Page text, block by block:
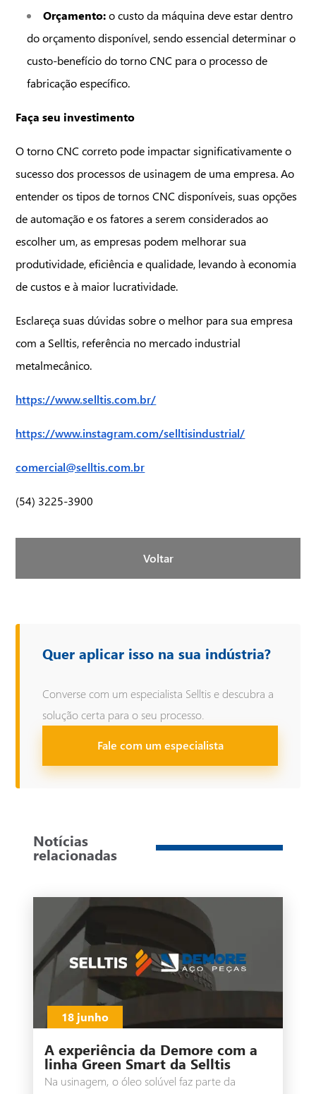
Cidade*
Cidade *
Você tem interesse em qual destes produtos?
Relacionamento com a Selltis*
CONFERIR CATÁLOGO ➜
Orçamento:o custo da máquina deve estar dentro
do orçamento disponível, sendo essencial determinar o
custo-benefício do torno CNC para o processo de
fabricação específico.
Faça seu investimento
O torno CNC correto pode impactar significativamente o
sucesso dos processos de usinagem de uma empresa. Ao
entender os tipos de tornos CNC disponíveis, suas opções
de automação e os fatores a serem considerados ao
escolher um, as empresas podem melhorar sua
produtividade, eficiência e qualidade, levando à economia
de custos e à maior lucratividade.
Esclareça suas dúvidas sobre o melhor para sua empresa
com a Selltis, referência no mercado industrial
metalmecânico.
https://www.selltis.com.br/
https://www.instagram.com/selltisindustrial/
comercial@selltis.com.br
(54) 3225-3900
Voltar
Quer aplicar isso na sua indústria?
Converse com um especialista Selltis e descubra a
solução certa para o seu processo.
Fale com um especialista
Notícias
relacionadas
18 junho
A experiência da Demore com a
linha Green Smart da Selltis
Na usinagem, o óleo solúvel faz parte da